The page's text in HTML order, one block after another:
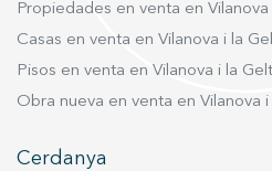
Propiedades en venta en Vilanova
Casas en venta en Vilanova i la
Pisos en venta en Vilanova i la
Obra nueva en venta en Vilanova i
Cerdanya